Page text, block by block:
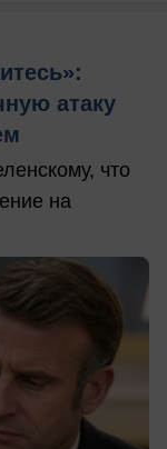
атаку
что
на